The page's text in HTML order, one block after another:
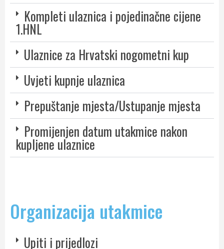
Kompleti ulaznica i pojedinačne cijene
1.HNL
Ulaznice za Hrvatski nogometni kup
Uvjeti kupnje ulaznica
Prepuštanje mjesta/Ustupanje mjesta
Promijenjen datum utakmice nakon
kupljene ulaznice
Organizacija utakmice
Upiti i prijedlozi